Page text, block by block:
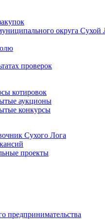
округа Сухой
проверок
котировок
аукционы
конкурсы